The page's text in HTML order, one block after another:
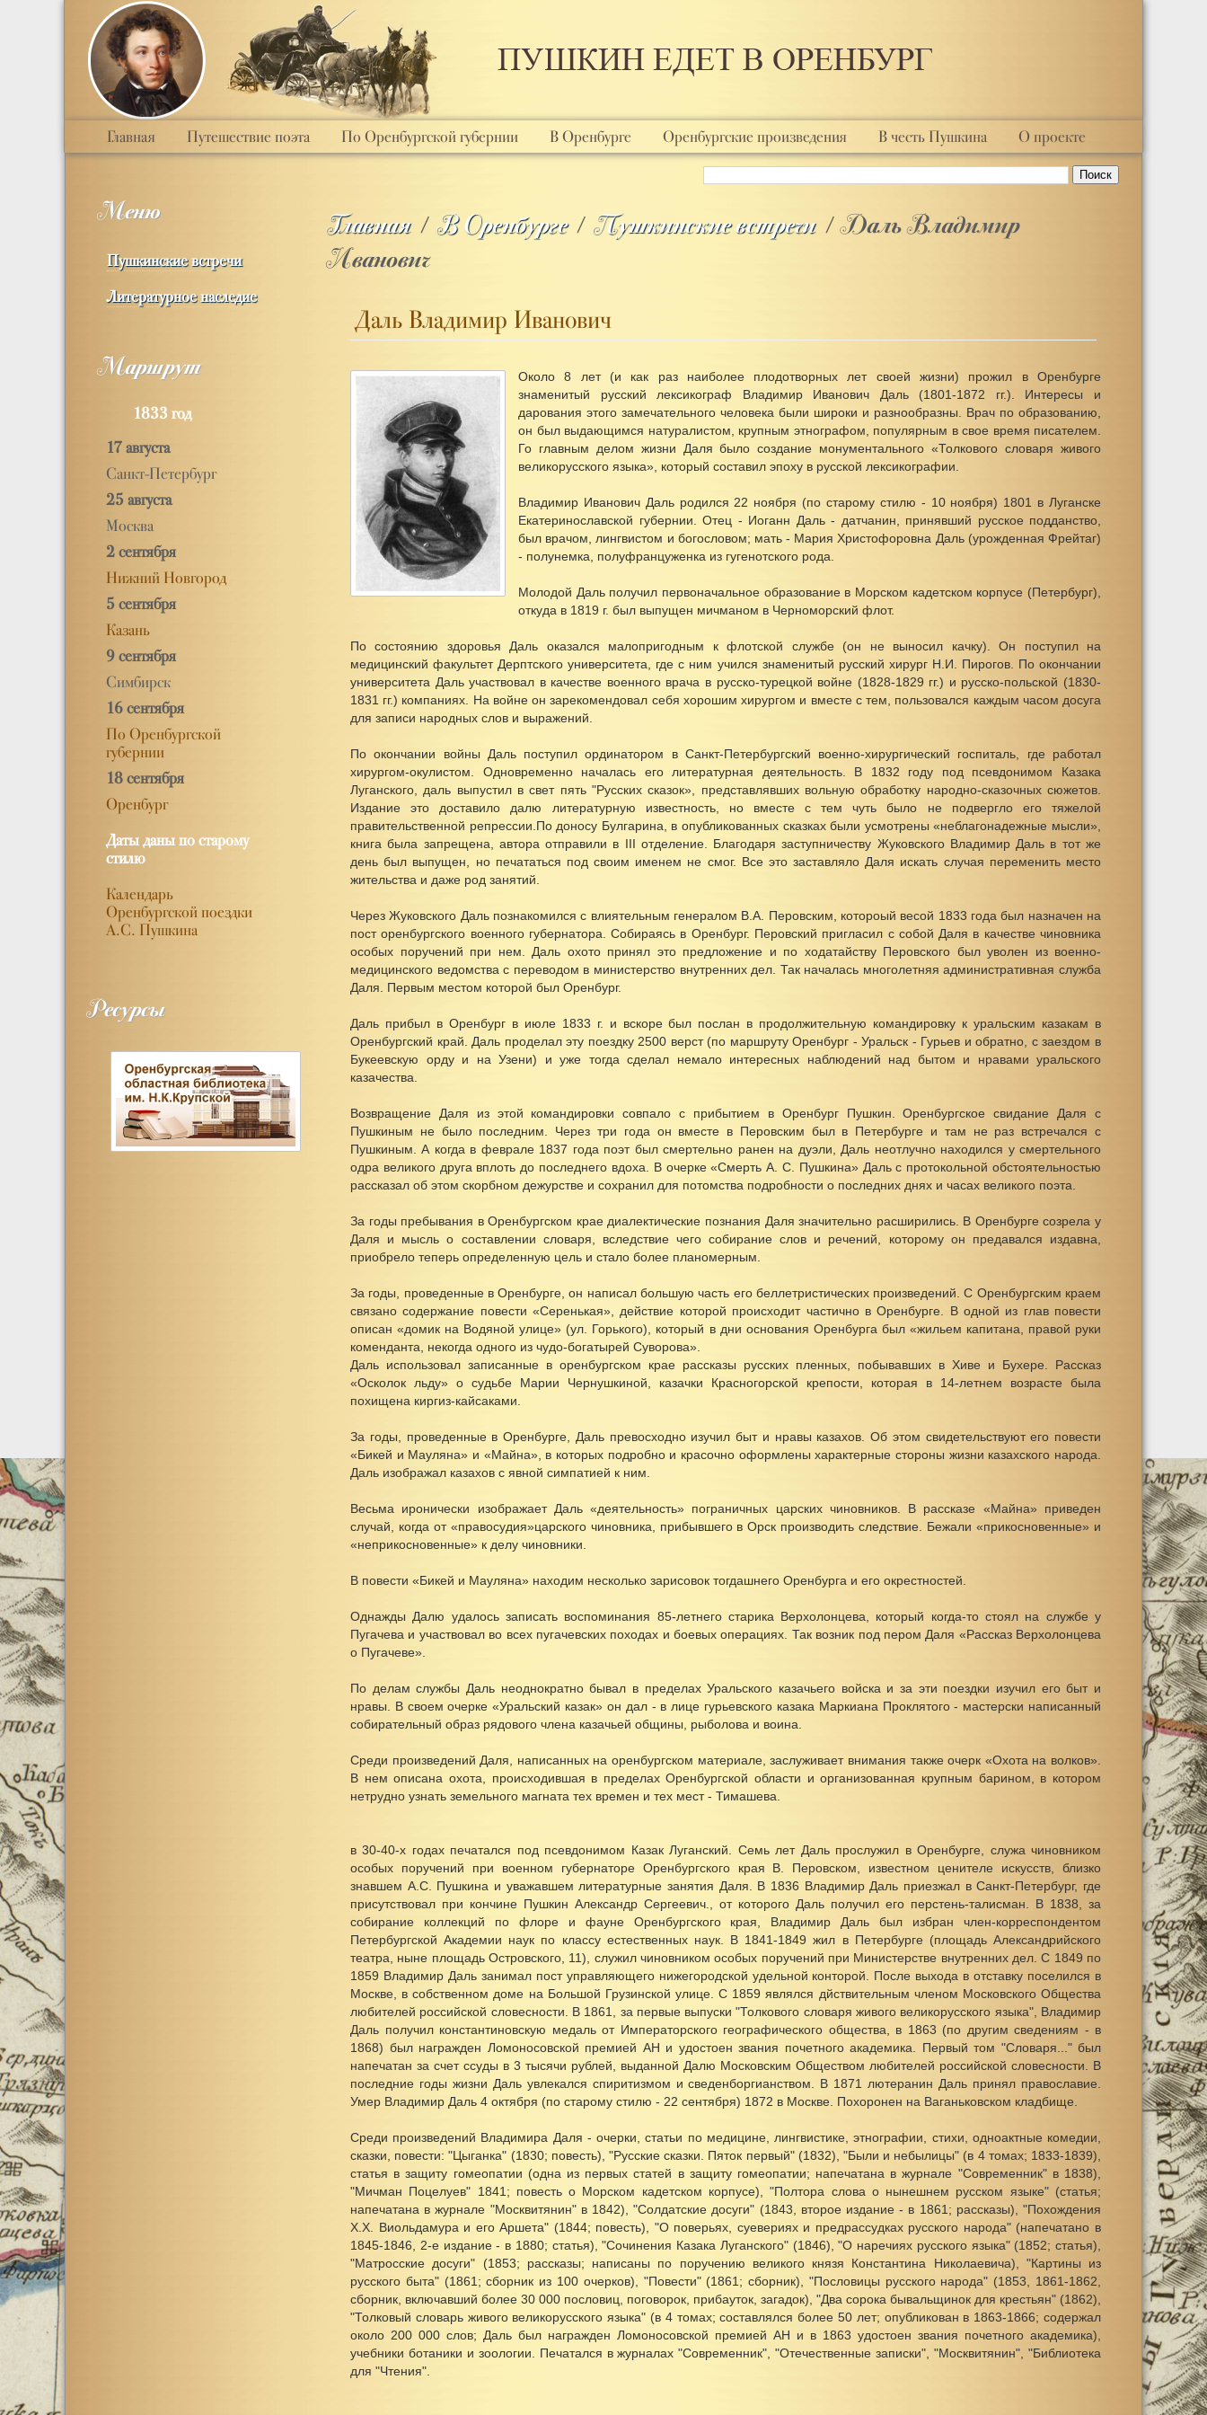
Главная Путешествие поэта По Оренбургской губернии В Оренбурге Оренбургские произведения В честь Пушкина О проекте
Поиск
Меню
Пушкинские встречи
Литературное наследие
Маршрут
1833 год
17 августа
Санкт-Петербург
25 августа
Москва
2 сентября
Нижний Новгород
5 сентября
Казань
9 сентября
Симбирск
16 сентября
По Оренбургской
губернии
18 сентября
Оренбург
Даты даны по старому
стилю
Календарь
Оренбургской поездки
А.С. Пушкина
Ресурсы
Главная/ В Оренбурге/ Пушкинские встречи/ Даль Владимир
Иванович
Даль Владимир Иванович
Около 8 лет (и как раз наиболее плодотворных лет своей жизни) прожил в Оренбурге
знаменитый русский лексикограф Владимир Иванович Даль (1801-1872 гг.). Интересы и
дарования этого замечательного человека были широки и разнообразны. Врач по образованию,
он был выдающимся натуралистом, крупным этнографом, популярным в свое время писателем.
Го главным делом жизни Даля было создание монументального «Толкового словаря живого
великорусского языка», который составил эпоху в русской лексикографии.
Владимир Иванович Даль родился 22 ноября (по старому стилю - 10 ноября) 1801 в Луганске
Екатеринославской губернии. Отец - Иоганн Даль - датчанин, принявший русское подданство,
был врачом, лингвистом и богословом; мать - Мария Христофоровна Даль (урожденная Фрейтаг)
- полунемка, полуфранцуженка из гугенотского рода.
Молодой Даль получил первоначальное образование в Морском кадетском корпусе (Петербург),
откуда в 1819 г. был выпущен мичманом в Черноморский флот.
По состоянию здоровья Даль оказался малопригодным к флотской службе (он не выносил качку). Он поступил на
медицинский факультет Дерптского университета, где с ним учился знаменитый русский хирург Н.И. Пирогов. По окончании
университета Даль участвовал в качестве военного врача в русско-турецкой войне (1828-1829 гг.) и русско-польской (1830-
1831 гг.) компаниях. На войне он зарекомендовал себя хорошим хирургом и вместе с тем, пользовался каждым часом досуга
для записи народных слов и выражений.
По окончании войны Даль поступил ординатором в Санкт-Петербургский военно-хирургический госпиталь, где работал
хирургом-окулистом. Одновременно началась его литературная деятельность. В 1832 году под псевдонимом Казака
Луганского, даль выпустил в свет пять "Русских сказок», представлявших вольную обработку народно-сказочных сюжетов.
Издание это доставило далю литературную известность, но вместе с тем чуть было не подвергло его тяжелой
правительственной репрессии.По доносу Булгарина, в опубликованных сказках были усмотрены «неблагонадежные мысли»,
книга была запрещена, автора отправили в III отделение. Благодаря заступничеству Жуковского Владимир Даль в тот же
день был выпущен, но печататься под своим именем не смог. Все это заставляло Даля искать случая переменить место
жительства и даже род занятий.
Через Жуковского Даль познакомился с влиятельным генералом В.А. Перовским, котороый весой 1833 года был назначен на
пост оренбургского военного губернатора. Собираясь в Оренбург. Перовский пригласил с собой Даля в качестве чиновника
особых поручений при нем. Даль охото принял это предложение и по ходатайству Перовского был уволен из военно-
медицинского ведомства с переводом в министерство внутренних дел. Так началась многолетняя административная служба
Даля. Первым местом которой был Оренбург.
Даль прибыл в Оренбург в июле 1833 г. и вскоре был послан в продолжительную командировку к уральским казакам в
Оренбургский край. Даль проделал эту поездку 2500 верст (по маршруту Оренбург - Уральск - Гурьев и обратно, с заездом в
Букеевскую орду и на Узени) и уже тогда сделал немало интересных наблюдений над бытом и нравами уральского
казачества.
Возвращение Даля из этой командировки совпало с прибытием в Оренбург Пушкин. Оренбургское свидание Даля с
Пушкиным не было последним. Через три года он вместе в Перовским был в Петербурге и там не раз встречался с
Пушкиным. А когда в феврале 1837 года поэт был смертельно ранен на дуэли, Даль неотлучно находился у смертельного
одра великого друга вплоть до последнего вдоха. В очерке «Смерть А. С. Пушкина» Даль с протокольной обстоятельностью
рассказал об этом скорбном дежурстве и сохранил для потомства подробности о последних днях и часах великого поэта.
За годы пребывания в Оренбургском крае диалектические познания Даля значительно расширились. В Оренбурге созрела у
Даля и мысль о составлении словаря, вследствие чего собирание слов и речений, которому он предавался издавна,
приобрело теперь определенную цель и стало более планомерным.
За годы, проведенные в Оренбурге, он написал большую часть его беллетристических произведений. С Оренбургским краем
связано содержание повести «Серенькая», действие которой происходит частично в Оренбурге. В одной из глав повести
описан «домик на Водяной улице» (ул. Горького), который в дни основания Оренбурга был «жильем капитана, правой руки
коменданта, некогда одного из чудо-богатырей Суворова».
Даль использовал записанные в оренбургском крае рассказы русских пленных, побывавших в Хиве и Бухере. Рассказ
«Осколок льду» о судьбе Марии Чернушкиной, казачки Красногорской крепости, которая в 14-летнем возрасте была
похищена киргиз-кайсаками.
За годы, проведенные в Оренбурге, Даль превосходно изучил быт и нравы казахов. Об этом свидетельствуют его повести
«Бикей и Мауляна» и «Майна», в которых подробно и красочно оформлены характерные стороны жизни казахского народа.
Даль изображал казахов с явной симпатией к ним.
Весьма иронически изображает Даль «деятельность» пограничных царских чиновников. В рассказе «Майна» приведен
случай, когда от «правосудия»царского чиновника, прибывшего в Орск производить следствие. Бежали «прикосновенные» и
«неприкосновенные» к делу чиновники.
В повести «Бикей и Мауляна» находим несколько зарисовок тогдашнего Оренбурга и его окрестностей.
Однажды Далю удалось записать воспоминания 85-летнего старика Верхолонцева, который когда-то стоял на службе у
Пугачева и участвовал во всех пугачевских походах и боевых операциях. Так возник под пером Даля «Рассказ Верхолонцева
о Пугачеве».
По делам службы Даль неоднократно бывал в пределах Уральского казачьего войска и за эти поездки изучил его быт и
нравы. В своем очерке «Уральский казак» он дал - в лице гурьевского казака Маркиана Проклятого - мастерски написанный
собирательный образ рядового члена казачьей общины, рыболова и воина.
Среди произведений Даля, написанных на оренбургском материале, заслуживает внимания также очерк «Охота на волков».
В нем описана охота, происходившая в пределах Оренбургской области и организованная крупным барином, в котором
нетрудно узнать земельного магната тех времен и тех мест - Тимашева.
в 30-40-х годах печатался под псевдонимом Казак Луганский. Семь лет Даль прослужил в Оренбурге, служа чиновником
особых поручений при военном губернаторе Оренбургского края В. Перовском, известном ценителе искусств, близко
знавшем А.С. Пушкина и уважавшем литературные занятия Даля. В 1836 Владимир Даль приезжал в Санкт-Петербург, где
присутствовал при кончине Пушкин Александр Сергеевич., от которого Даль получил его перстень-талисман. В 1838, за
собирание коллекций по флоре и фауне Оренбургского края, Владимир Даль был избран член-корреспондентом
Петербургской Академии наук по классу естественных наук. В 1841-1849 жил в Петербурге (площадь Александрийского
театра, ныне площадь Островского, 11), служил чиновником особых поручений при Министерстве внутренних дел. С 1849 по
1859 Владимир Даль занимал пост управляющего нижегородской удельной конторой. После выхода в отставку поселился в
Москве, в собственном доме на Большой Грузинской улице. С 1859 являлся дйствительным членом Московского Общества
любителей российской словесности. В 1861, за первые выпуски "Толкового словаря живого великорусского языка", Владимир
Даль получил константиновскую медаль от Императорского географического общества, в 1863 (по другим сведениям - в
1868) был награжден Ломоносовской премией АН и удостоен звания почетного академика. Первый том "Словаря..." был
напечатан за счет ссуды в 3 тысячи рублей, выданной Далю Московским Обществом любителей российской словесности. В
последние годы жизни Даль увлекался спиритизмом и сведенборгианством. В 1871 лютеранин Даль принял православие.
Умер Владимир Даль 4 октября (по старому стилю - 22 сентября) 1872 в Москве. Похоронен на Ваганьковском кладбище.
Среди произведений Владимира Даля - очерки, статьи по медицине, лингвистике, этнографии, стихи, одноактные комедии,
сказки, повести: "Цыганка" (1830; повесть), "Русские сказки. Пяток первый" (1832), "Были и небылицы" (в 4 томах; 1833-1839),
статья в защиту гомеопатии (одна из первых статей в защиту гомеопатии; напечатана в журнале "Современник" в 1838),
"Мичман Поцелуев" 1841; повесть о Морском кадетском корпусе), "Полтора слова о нынешнем русском языке" (статья;
напечатана в журнале "Москвитянин" в 1842), "Солдатские досуги" (1843, второе издание - в 1861; рассказы), "Похождения
X.X. Виольдамура и его Аршета" (1844; повесть), "О поверьях, суевериях и предрассудках русского народа" (напечатано в
1845-1846, 2-е издание - в 1880; статья), "Сочинения Казака Луганского" (1846), "О наречиях русского языка" (1852; статья),
"Матросские досуги" (1853; рассказы; написаны по поручению великого князя Константина Николаевича), "Картины из
русского быта" (1861; сборник из 100 очерков), "Повести" (1861; сборник), "Пословицы русского народа" (1853, 1861-1862,
сборник, включавший более 30 000 пословиц, поговорок, прибауток, загадок), "Два сорока бывальщинок для крестьян" (1862),
"Толковый словарь живого великорусского языка" (в 4 томах; составлялся более 50 лет; опубликован в 1863-1866; содержал
около 200 000 слов; Даль был награжден Ломоносовской премией АН и в 1863 удостоен звания почетного академика),
учебники ботаники и зоологии. Печатался в журналах "Современник", "Отечественные записки", "Москвитянин", "Библиотека
для "Чтения".